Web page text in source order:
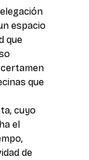
espacio
que
certamen
que
cuyo
el
de